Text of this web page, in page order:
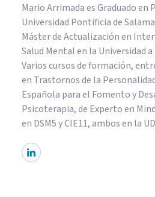
Mario Arrimada es Graduado en
Universidad Pontificia de
Máster de Actualización en
Salud Mental en la Universidad
Varios cursos de formación,
en Trastornos de la
Española para el Fomento y
Psicoterapia, de Experto en
en DSM5 y CIE11, ambos en la